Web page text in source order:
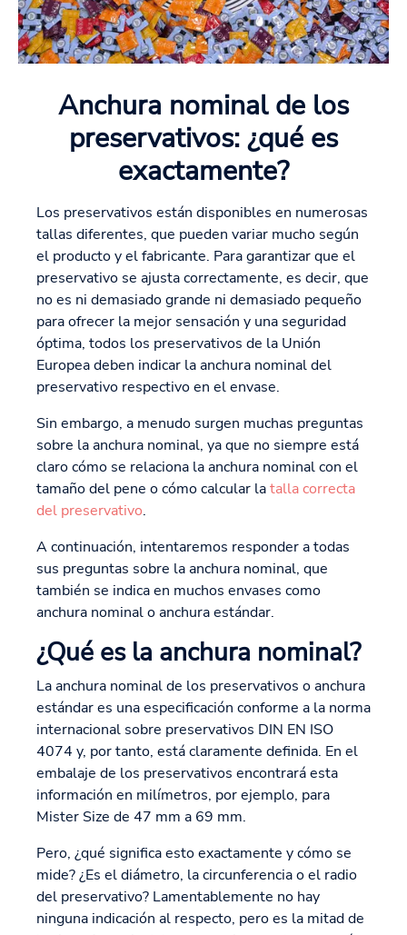
Anchura nominal de los
preservativos: ¿qué es
exactamente?
Los preservativos están disponibles en numerosas
tallas diferentes, que pueden variar mucho según
el producto y el fabricante. Para garantizar que el
preservativo se ajusta correctamente, es decir, que
no es ni demasiado grande ni demasiado pequeño
para ofrecer la mejor sensación y una seguridad
óptima, todos los preservativos de la Unión
Europea deben indicar la anchura nominal del
preservativo respectivo en el envase.
Sin embargo, a menudo surgen muchas preguntas
sobre la anchura nominal, ya que no siempre está
claro cómo se relaciona la anchura nominal con el
tamaño del pene o cómo calcular latalla correcta
del preservativo.
A continuación, intentaremos responder a todas
sus preguntas sobre la anchura nominal, que
también se indica en muchos envases como
anchura nominal o anchura estándar.
¿Qué es la anchura nominal?
La anchura nominal de los preservativos o anchura
estándar es una especificación conforme a la norma
internacional sobre preservativos DIN EN ISO
4074 y, por tanto, está claramente definida. En el
embalaje de los preservativos encontrará esta
información en milímetros, por ejemplo, para
Mister Size de 47 mm a 69 mm.
Pero, ¿qué significa esto exactamente y cómo se
mide? ¿Es el diámetro, la circunferencia o el radio
del preservativo? Lamentablemente no hay
ninguna indicación al respecto, pero es la mitad de